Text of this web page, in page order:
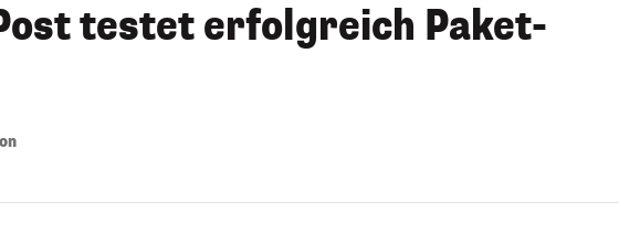
testet erfolgreich Paket-